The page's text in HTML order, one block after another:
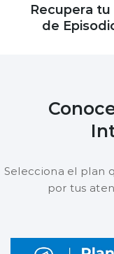
Recupera tu
de
Selecciona el plan
por tus